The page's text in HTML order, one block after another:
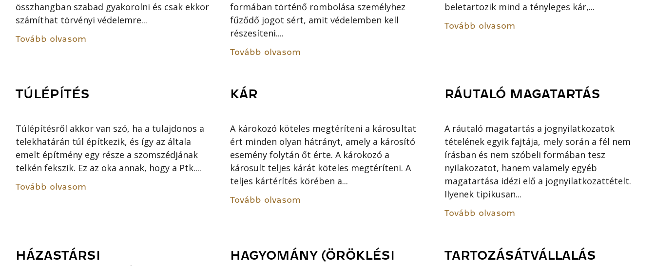
összhangban szabad gyakorolni és csak ekkor
számíthat törvényi védelemre...
Tovább olvasom
formában történő rombolása személyhez
fűződő jogot sért, amit védelemben kell
részesíteni....
Tovább olvasom
beletartozik mind a tényleges kár,...
Tovább olvasom
TÚLÉPÍTÉS
Túlépítésről akkor van szó, ha a tulajdonos a
telekhatárán túl építkezik, és így az általa
emelt építmény egy része a szomszédjának
telkén fekszik. Ez az oka annak, hogy a Ptk....
Tovább olvasom
KÁR
A károkozó köteles megtéríteni a károsultat
ért minden olyan hátrányt, amely a károsító
esemény folytán őt érte. A károkozó a
károsult teljes kárát köteles megtéríteni. A
teljes kártérítés körében a...
Tovább olvasom
RÁUTALÓ MAGATARTÁS
A ráutaló magatartás a jognyilatkozatok
tételének egyik fajtája, mely során a fél nem
írásban és nem szóbeli formában tesz
nyilakozatot, hanem valamely egyéb
magatartása idézi elő a jognyilatkozattételt.
Ilyenek tipikusan...
Tovább olvasom
HÁZASTÁRSI
HAGYOMÁNY (ÖRÖKLÉSI
TARTOZÁSÁTVÁLLALÁS